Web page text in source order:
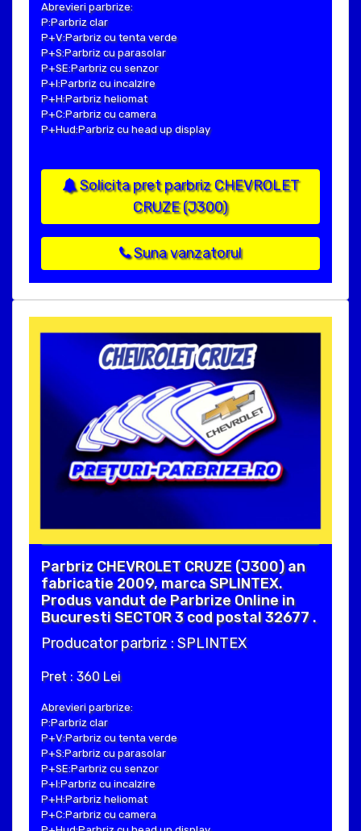
Abrevieri parbrize:
P:Parbriz clar
P+V:Parbriz cu tenta verde
P+S:Parbriz cu parasolar
P+SE:Parbriz cu senzor
P+I:Parbriz cu incalzire
P+H:Parbriz heliomat
P+C:Parbriz cu camera
P+Hud:Parbriz cu head up display
Solicita pret parbriz CHEVROLET
CRUZE (J300)
Suna vanzatorul
Parbriz CHEVROLET CRUZE (J300) an
fabricatie 2009, marca SPLINTEX.
Produs vandut de Parbrize Online in
Bucuresti SECTOR 3 cod postal 32677 .
Producator parbriz : SPLINTEX
Pret : 360 Lei
Abrevieri parbrize:
P:Parbriz clar
P+V:Parbriz cu tenta verde
P+S:Parbriz cu parasolar
P+SE:Parbriz cu senzor
P+I:Parbriz cu incalzire
P+H:Parbriz heliomat
P+C:Parbriz cu camera